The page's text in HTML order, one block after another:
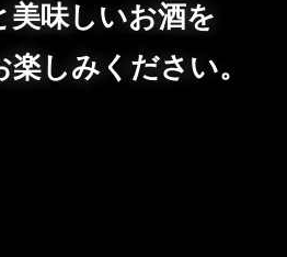
美味しいお酒を
しみください。